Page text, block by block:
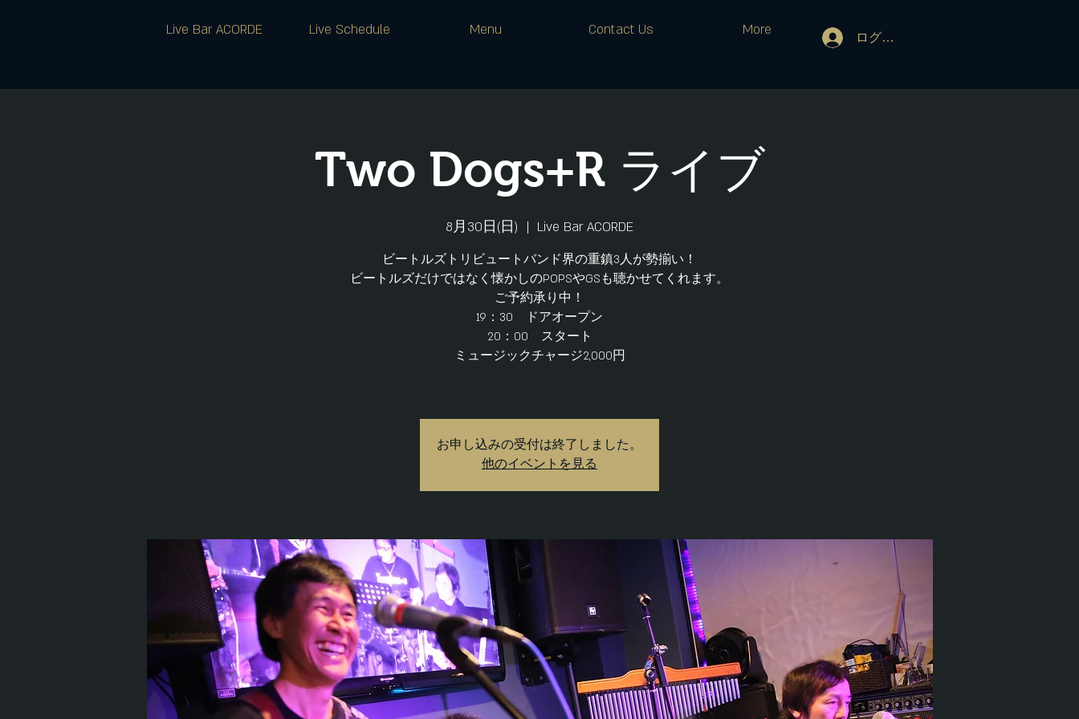
Live Bar ACORDE Live Schedule Menu Contact Us More ログイン
Two Dogs+R ライブ
8月30日(日)
  |
Live Bar ACORDE
ビートルズトリビュートバンド界の重鎮3人が勢揃い！
ビートルズだけではなく懐かしのPOPSやGSも聴かせてくれます。
ご予約承り中！
19：30 ドアオープン
20：00 スタート
ミュージックチャージ2,000円
お申し込みの受付は終了しました。
他のイベントを見る